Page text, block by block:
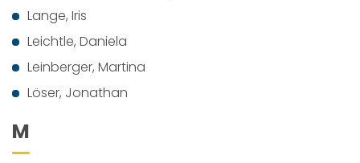
Lange, Iris
Leichtle, Daniela
Leinberger, Martina
Löser, Jonathan
M